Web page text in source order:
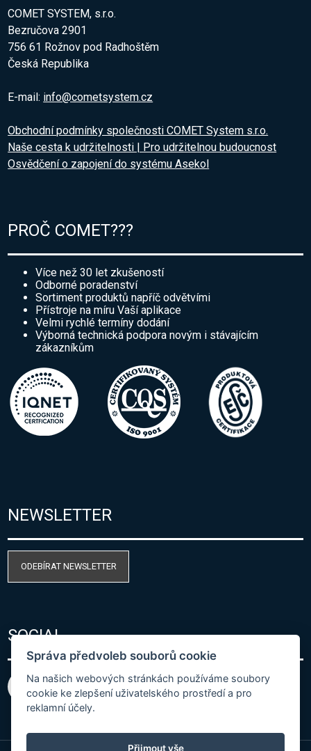
COMET SYSTEM, s.r.o.
Bezručova 2901
756 61 Rožnov pod Radhoštěm
Česká Republika
E-mail: info@cometsystem.cz
Obchodní podmínky společnosti COMET System s.r.o.
Naše cesta k udržitelnosti | Pro udržitelnou budoucnost
Osvědčení o zapojení do systému Asekol
PROČ COMET???
Více než 30 let zkušeností
Odborné poradenství
Sortiment produktů napříč odvětvími
Přístroje na míru Vaší aplikace
Velmi rychlé termíny dodání
Výborná technická podpora novým i stávajícím
zákazníkům
NEWSLETTER
ODEBÍRAT NEWSLETTER
SOCIAL
Správa předvoleb souborů cookie
Na našich webových stránkách používáme soubory
cookie ke zlepšení uživatelského prostředí a pro
reklamní účely.
Přijmout vše